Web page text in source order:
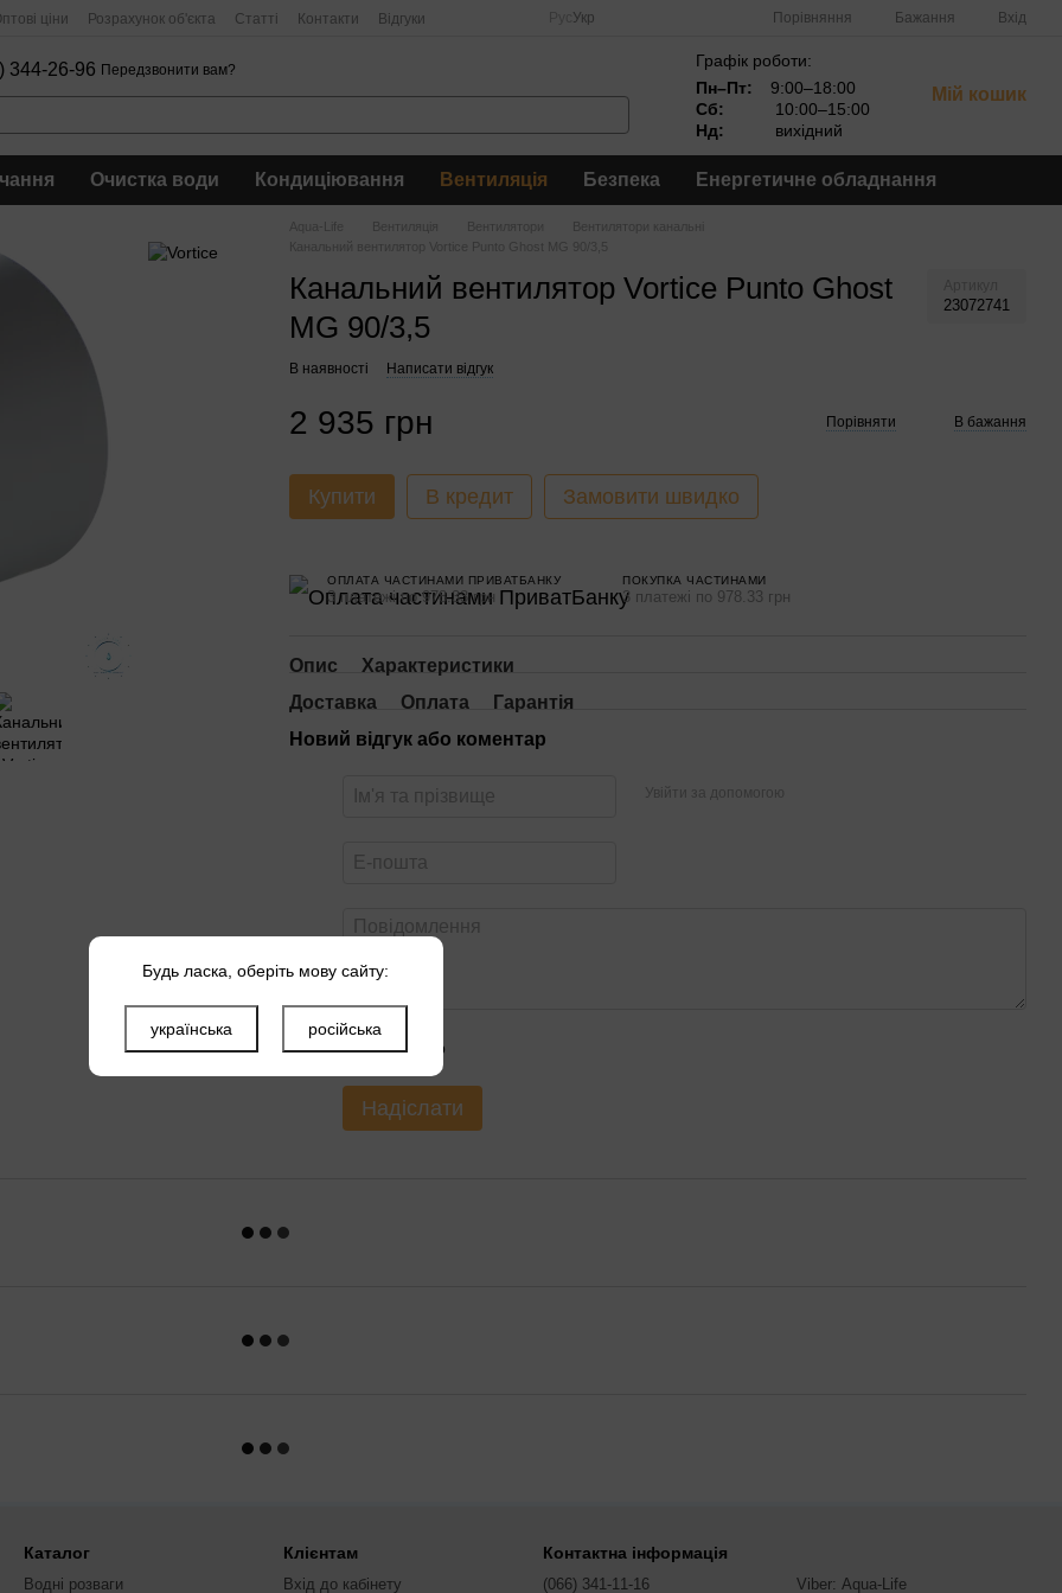
ціни Розрахунок об'єкта Статті Контакти Відгуки Укр Порівняння Бажання Вхід
344-26-96 Передзвонити вам?
Графік роботи:
Пн–Пт:
9:00–18:00
Сб:
10:00–15:00
Нд:
вихідний
Мій кошик
Очистка води Кондиціювання Вентиляція Безпека Енергетичне обладнання
Aqua-Life Вентиляція Вентилятори
Вентилятори канальні
Канальний вентилятор Vortice Punto Ghost MG 90/3,5
Канальний вентилятор Vortice Punto Ghost
MG 90/3,5
23072741
В наявності Написати відгук
2 935 грн Порівняти В бажання
Купити В кредит Замовити швидко
ОПЛАТА ЧАСТИНАМИ ПРИВАТБАНКУ
3 платежі по 978.33 грн
ПОКУПКА ЧАСТИНАМИ
3 платежі по 978.33 грн
Опис
Характеристики
Доставка
Оплата
Гарантія
Новий відгук або коментар
Увійти за допомогою
Оцініть товар
Надіслати
Каталог
Водні розваги
Клієнтам
Вхід до кабінету
Контактна інформація
(066) 341-11-16 Viber: Aqua-Life
Будь ласка, оберіть мову сайту:
українська російська